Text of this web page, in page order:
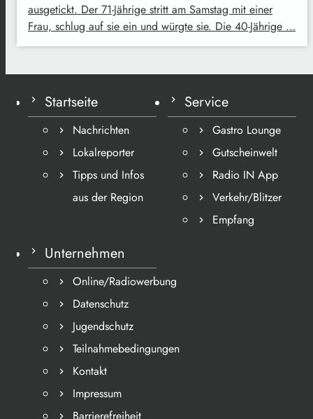
ausgetickt. Der 71-Jährige stritt am Samstag mit einer
Frau, schlug auf sie ein und würgte sie. Die 40-Jährige …
Startseite
Nachrichten
Lokalreporter
Tipps und Infos
aus der Region
Service
Gastro Lounge
Gutscheinwelt
Radio IN App
Verkehr/Blitzer
Empfang
Unternehmen
Online/Radiowerbung
Datenschutz
Jugendschutz
Teilnahmebedingungen
Kontakt
Impressum